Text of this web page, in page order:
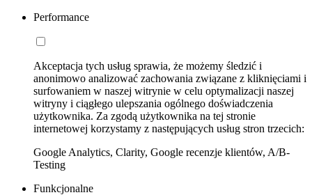
Performance
Akceptacja tych usług sprawia, że możemy śledzić i
anonimowo analizować zachowania związane z kliknięciami i
surfowaniem w naszej witrynie w celu optymalizacji naszej
witryny i ciągłego ulepszania ogólnego doświadczenia
użytkownika. Za zgodą użytkownika na tej stronie
internetowej korzystamy z następujących usług stron trzecich:
Google Analytics, Clarity, Google recenzje klientów, A/B-
Testing
Funkcjonalne